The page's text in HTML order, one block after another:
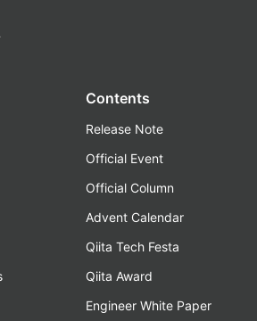
Contents
Release Note
Official Event
Official Column
Advent Calendar
Qiita Tech Festa
Qiita Award
Engineer White Paper